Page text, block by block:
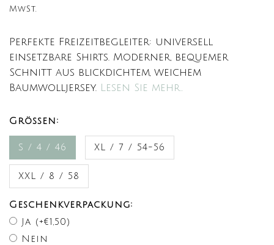
MwSt.
Perfekte Freizeitbegleiter: universell
einsetzbare Shirts. Moderner, bequemer
Schnitt aus blickdichtem, weichem
Baumwolljersey. Lesen Sie mehr..
Größen:
S / 4 / 46 XL / 7 / 54-56
XXL / 8 / 58
Geschenkverpackung:
Ja (+€1,50)
Nein